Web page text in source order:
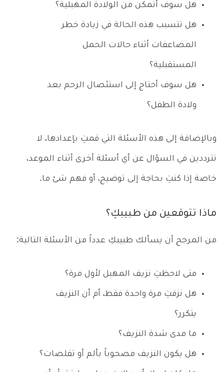
هل سوف أتمكن من الولادة المهبلية؟
هل تتسبب هذه الحالة في زيادة خطر
المضاعفات أثناء حالات الحمل
المستقبلية؟
هل سوف أحتاج إلى استئصال الرحم بعد
ولادة الطفل؟
وبالإضافة إلى هذه الأسئلة التي قمتِ بإعدادها، لا
تترددين في السؤال عن أي أسئلة أخرى أثناء الموعد،
خاصة إذا كنتِ بحاجة إلى توضيح، أو فهم شئ ما.
ماذا تتوقعين من طبيبكِ؟
من المرجح أن يسألك طبيبكِ عدداً من الأسئلة التالية:
متى لاحظتِ نزيف المهبل لأول مرة؟
هل نزفتِ مرة واحدة فقط، أم أن النزيف
يتكرر؟
ما مدى شدة النزيف؟
هل يكون النزيف مصحوباً بألم أو تقلصات؟